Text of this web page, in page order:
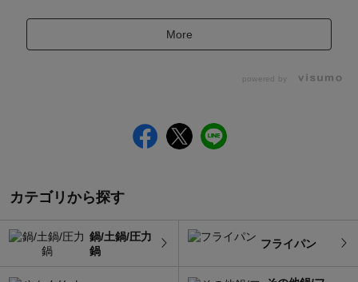
More
powered by
カテゴリから探す
鍋/土鍋/圧力
鍋
フライパン